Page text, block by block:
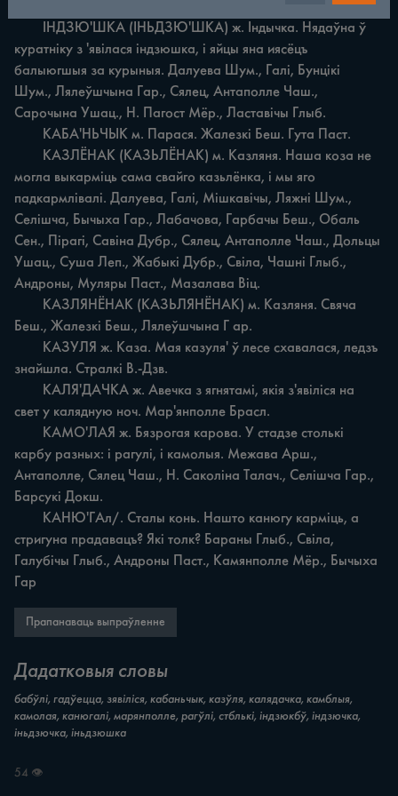
куратніку з 'явілася індзюшка, i яйцы яна иясёцъ
балыюгшыя за курыныя. Далуева Шум., Галі, Бунцікі
Шум., Лялеўшчына Гар., Сялец, Антаполле Чаш.,
Сарочына Ушац., H. Пагост Мёр., Ластавічы Глыб.
могла выкарміць сама свайго казьлёнка, i мы яго
падкармлівалі. Далуева, Галі, Мішкавічы, Ляжні Шум.,
Селішча, Бычыха Гар., Лабачова, Гарбачы Беш., Обаль
Сен., Пірагі, Савіна Дубр., Сялец, Антаполле Чаш., Дольцы
Ушац., Суша Леп., Жабыкі Дубр., Свіла, Чашні Глыб.,
Андроны, Муляры Паст., Мазалава Віц.
Беш., Жалезкі Беш., Лялеўшчына Г ар.
знайшла. Стралкі В.-Дзв.
свет у калядную ноч. Мар'янполле Брасл.
карбу разных: i рагулі, i камолыя. Межава Арш.,
Антаполле, Сялец Чаш., Н. Саколіна Талач., Селішча Гар.,
Барсукі Докш.
стригуна прадавацъ? Які толк? Бараны Глыб., Свіла,
Галубічы Глыб., Андроны Паст., Камянполле Мёр., Бычыха
Гар
Прапанаваць выпраўленне
Дадатковыя словы
бабўлі, гадўецца, зявіліся, кабаньчык, казўля, калядачка, камблыя,
камолая, канюгалі, марянполле, рагўлі, стблькі, індзюкбў, індзючка,
іньдзючка, іньдзюшка
54 👁